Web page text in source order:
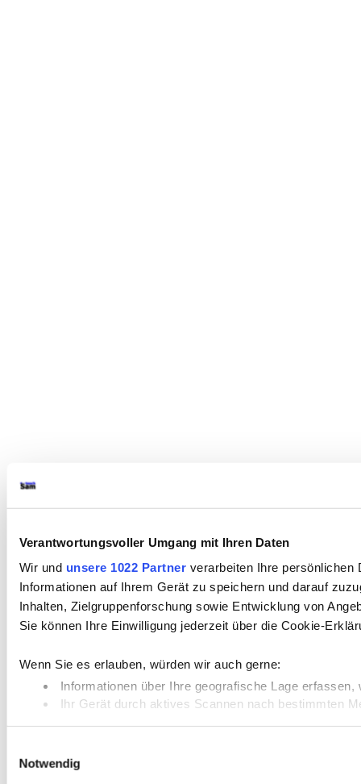
Verantwortungsvoller Umgang mit Ihren Daten
Wir und unsere 1022 Partnerverarbeiten Ihre persönlichen
Informationen auf Ihrem Gerät zu speichern und darauf
Inhalten, Zielgruppenforschung sowie Entwicklung von
Sie können Ihre Einwilligung jederzeit über die Cookie-
Wenn Sie es erlauben, würden wir auch gerne:
Informationen über Ihre geografische Lage
Ihr Gerät durch aktives Scannen nach bestimmten
Erfahren Sie mehr darüber, wie Ihre persönlichen Daten
Wir verwenden Cookies, um Inhalte und Anzeigen zu
Notwendig